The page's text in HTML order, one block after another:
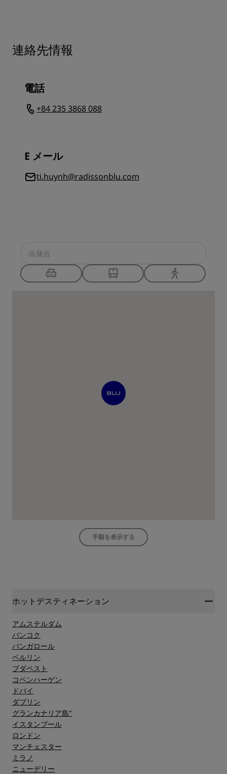
連絡先情報
電話
+84 235 3868 088
E メール
ti.huynh@radissonblu.com
手順を表示する
ホットデスティネーション
アムステルダム
バンコク
バンガロール
ベルリン
ブダペスト
コペンハーゲン
ドバイ
ダブリン
グランカナリア島"
イスタンブール
ロンドン
マンチェスター
ミラノ
ニューデリー